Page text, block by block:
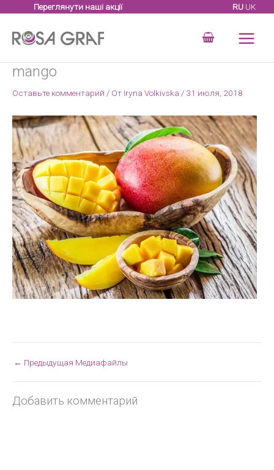
содержимому
Переглянути наші акції RU UK
mango
Оставьте комментарий / От Iryna Volkivska / 31 июля, 2018
← Предыдущая Медиафайлы
Добавить комментарий